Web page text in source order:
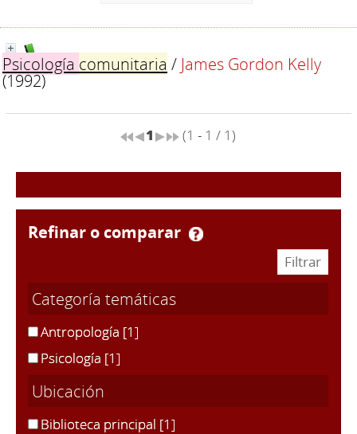
Psicología comunitaria / James Gordon Kelly
(1992)
1 (1 - 1 / 1)
refinar o comparar
Categoría temáticas
Antropología [1]
Psicología [1]
Ubicación
Biblioteca principal [1]